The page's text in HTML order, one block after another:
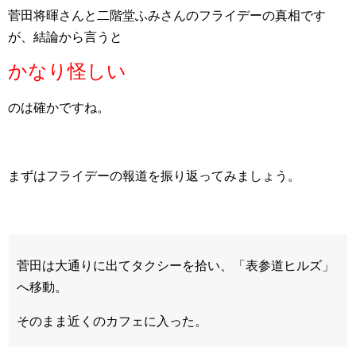
菅田将暉さんと二階堂ふみさんのフライデーの真相です
が、結論から言うと
かなり怪しい
のは確かですね。
まずはフライデーの報道を振り返ってみましょう。
菅田は大通りに出てタクシーを拾い、「表参道ヒルズ」
へ移動。
そのまま近くのカフェに入った。